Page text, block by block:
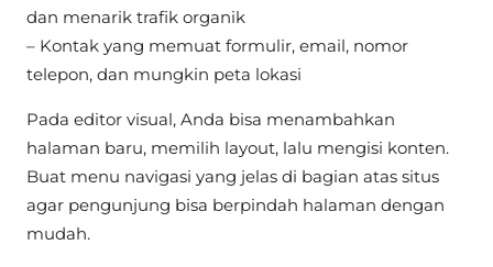
dan menarik trafik organik
– Kontak yang memuat formulir, email, nomor
telepon, dan mungkin peta lokasi
Pada editor visual, Anda bisa menambahkan
halaman baru, memilih layout, lalu mengisi konten.
Buat menu navigasi yang jelas di bagian atas situs
agar pengunjung bisa berpindah halaman dengan
mudah.